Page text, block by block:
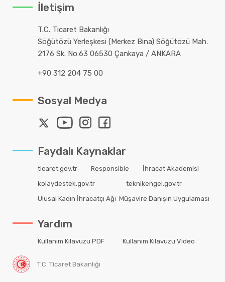
İletişim
T.C. Ticaret Bakanlığı
Söğütözü Yerleşkesi (Merkez Bina) Söğütözü Mah.
2176 Sk. No:63 06530 Çankaya / ANKARA
+90 312 204 75 00
Sosyal Medya
Faydalı Kaynaklar
ticaret.gov.tr Responsible
İhracat Akademisi
kolaydestek.gov.tr
teknikengel.gov.tr
Ulusal Kadın İhracatçı Ağı Müşavire Danışın Uygulaması
Yardım
Kullanım Kılavuzu PDF Kullanım Kılavuzu Video
T.C. Ticaret Bakanlığı